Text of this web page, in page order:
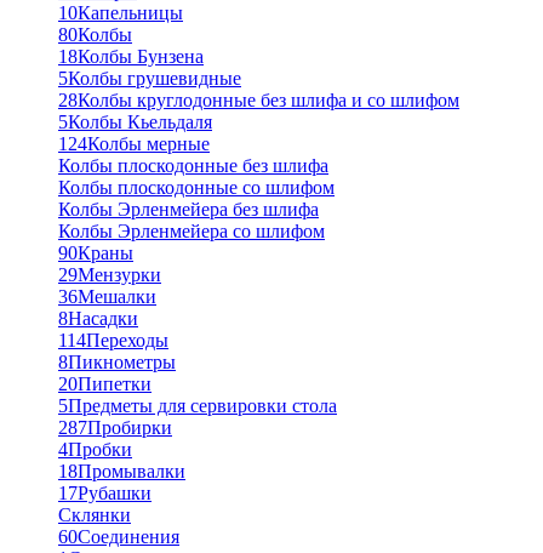
10Капельницы
80Колбы
18Колбы Бунзена
5Колбы грушевидные
28Колбы круглодонные без шлифа и со шлифом
5Колбы Кьельдаля
124Колбы мерные
Колбы плоскодонные без шлифа
Колбы плоскодонные со шлифом
Колбы Эрленмейера без шлифа
Колбы Эрленмейера со шлифом
90Краны
29Мензурки
36Мешалки
8Насадки
114Переходы
8Пикнометры
20Пипетки
5Предметы для сервировки стола
287Пробирки
4Пробки
18Промывалки
17Рубашки
Склянки
60Соединения